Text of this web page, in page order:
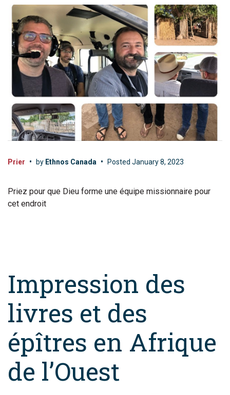
Prier • by Ethnos Canada • Posted January 8, 2023
Priez pour que Dieu forme une équipe missionnaire pour
cet endroit
Impression des
livres et des
épîtres en Afrique
de l’Ouest